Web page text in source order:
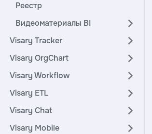
Реестр
Видеоматериалы BI
Visary Tracker
Visary OrgChart
Visary Workflow
Visary ETL
Visary Chat
Visary Mobile